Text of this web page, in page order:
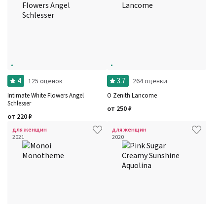
4 125 оценок
Intimate White Flowers Angel
Schlesser
от 220₽
3.7 264 оценки
O Zenith Lancome
от 250₽
для женщин
2021
для женщин
2020